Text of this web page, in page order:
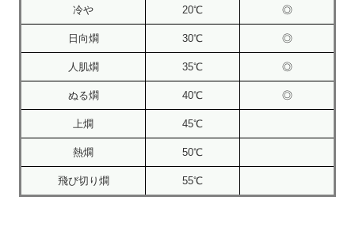
冷や 20℃ ◎
日向燗 30℃ ◎
人肌燗 35℃ ◎
ぬる燗 40℃ ◎
上燗 45℃
熱燗 50℃
飛び切り燗 55℃